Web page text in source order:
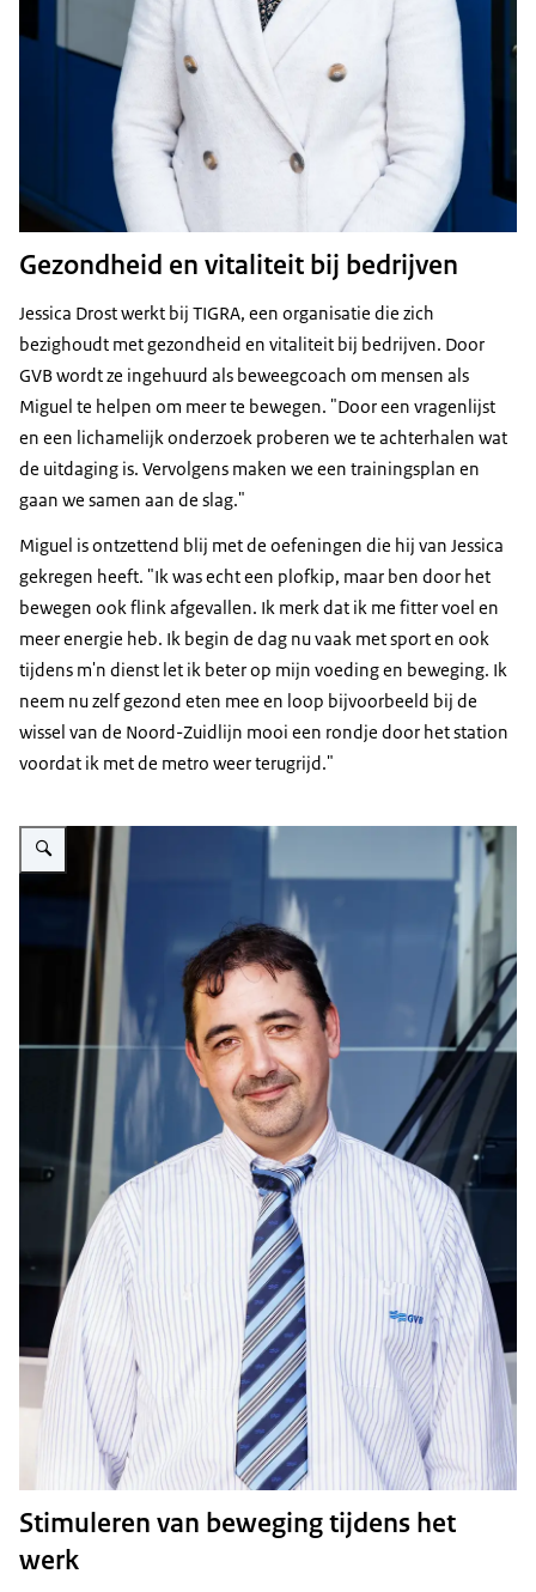
Gezondheid en vitaliteit bij bedrijven
Jessica Drost werkt bij TIGRA, een organisatie die zich
bezighoudt met gezondheid en vitaliteit bij bedrijven. Door
GVB wordt ze ingehuurd als beweegcoach om mensen als
Miguel te helpen om meer te bewegen. "Door een vragenlijst
en een lichamelijk onderzoek proberen we te achterhalen wat
de uitdaging is. Vervolgens maken we een trainingsplan en
gaan we samen aan de slag."
Miguel is ontzettend blij met de oefeningen die hij van Jessica
gekregen heeft. "Ik was echt een plofkip, maar ben door het
bewegen ook flink afgevallen. Ik merk dat ik me fitter voel en
meer energie heb. Ik begin de dag nu vaak met sport en ook
tijdens m'n dienst let ik beter op mijn voeding en beweging. Ik
neem nu zelf gezond eten mee en loop bijvoorbeeld bij de
wissel van de Noord-Zuidlijn mooi een rondje door het station
voordat ik met de metro weer terugrijd."
Vergroot afbeelding GVB
Stimuleren van beweging tijdens het
werk